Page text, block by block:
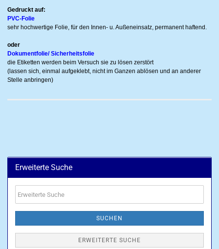
Gedruckt auf:
PVC-Folie
sehr hochwertige Folie, für den Innen- u. Außeneinsatz, permanent haftend.
oder
Dokumentfolie/ Sicherheitsfolie
die Etiketten werden beim Versuch sie zu lösen zerstört
(lassen sich, einmal aufgeklebt, nicht im Ganzen ablösen und an anderer
Stelle anbringen)
Erweiterte Suche
Suche
SUCHEN
ERWEITERTE SUCHE